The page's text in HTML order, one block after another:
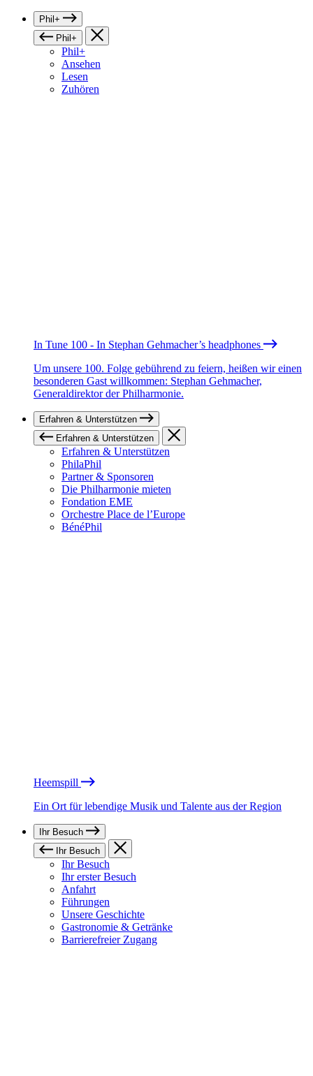
Phil+
Phil+
Phil+
Ansehen
Lesen
Zuhören
In Tune 100 - In Stephan Gehmacher’s headphones
Um unsere 100. Folge gebührend zu feiern, heißen wir einen
besonderen Gast willkommen: Stephan Gehmacher,
Generaldirektor der Philharmonie.
Erfahren & Unterstützen
Erfahren & Unterstützen
Erfahren & Unterstützen
PhilaPhil
Partner & Sponsoren
Die Philharmonie mieten
Fondation EME
Orchestre Place de l’Europe
BénéPhil
Heemspill
Ein Ort für lebendige Musik und Talente aus der Region
Ihr Besuch
Ihr Besuch
Ihr Besuch
Ihr erster Besuch
Anfahrt
Führungen
Unsere Geschichte
Gastronomie & Getränke
Barrierefreier Zugang